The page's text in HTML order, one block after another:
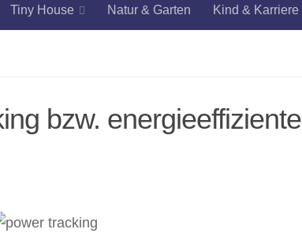
Tiny House Natur & Garten Kind & Karriere
bzw. energieeffiziente